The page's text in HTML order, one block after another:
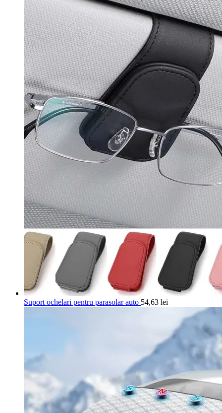
Suport ochelari pentru parasolar auto 54,63 lei